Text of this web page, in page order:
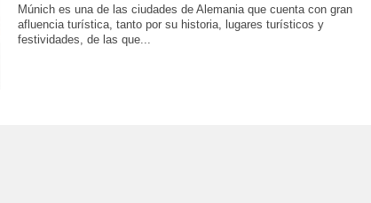
Múnich es una de las ciudades de Alemania que cuenta con gran
afluencia turística, tanto por su historia, lugares turísticos y
festividades, de las que...